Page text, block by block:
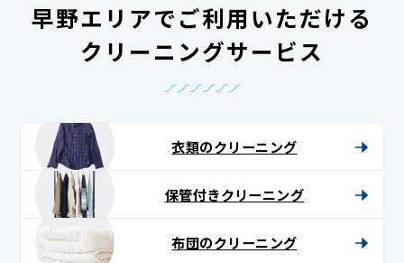
早野エリアでご利用いただける
クリーニングサービス
衣類のクリーニング
保管付きクリーニング
布団のクリーニング